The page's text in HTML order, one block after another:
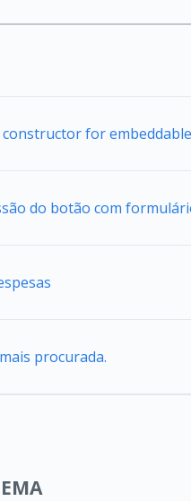
for embeddable
do botão com
procurada.